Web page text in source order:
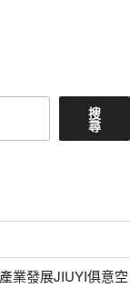
搜
尋
業發展JIUYI俱意空